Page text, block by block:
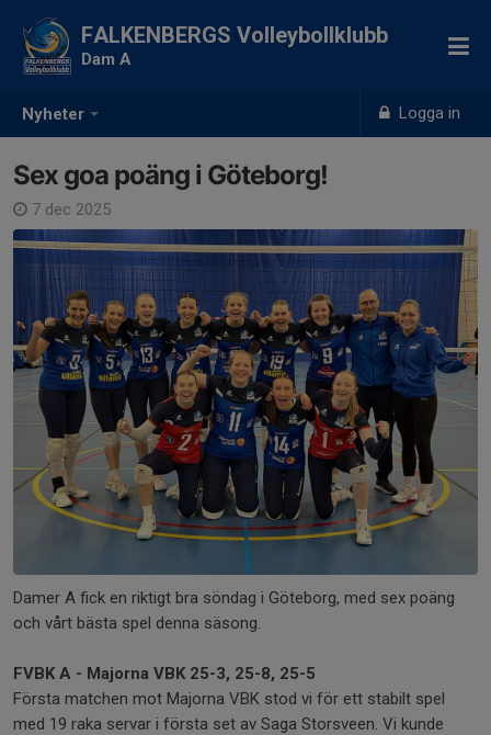
Nyheter Logga in
FALKENBERGS Volleybollklubb
Dam A
Sex goa poäng i Göteborg!
7 dec 2025
Damer A fick en riktigt bra söndag i Göteborg, med sex poäng
och vårt bästa spel denna säsong.
FVBK A - Majorna VBK 25-3, 25-8, 25-5
Första matchen mot Majorna VBK stod vi för ett stabilt spel
med 19 raka servar i första set av Saga Storsveen. Vi kunde